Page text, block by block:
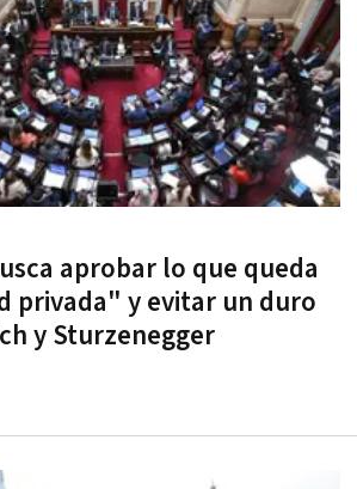
aprobar lo que queda
privada" y evitar un duro
y Sturzenegger